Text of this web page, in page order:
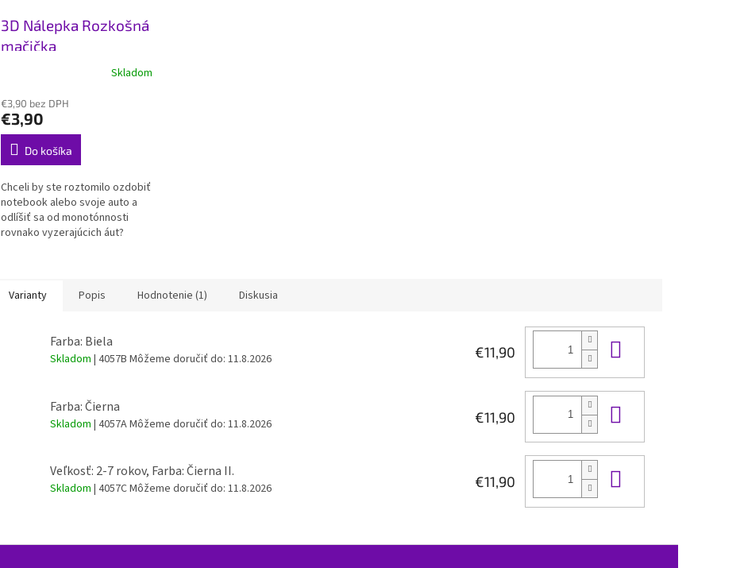
3D Nálepka Rozkošná
mačička
Skladom
€3,90 bez DPH
€3,90
Do košíka
Chceli by ste roztomilo ozdobiť
notebook alebo svoje auto a
odlíšiť sa od monotónnosti
rovnako vyzerajúcich áut?
Varianty Popis Hodnotenie (1) Diskusia
Farba: Biela
Skladom | 4057B Môžeme doručiť do: 11.8.2026 €11,90
Farba: Čierna
Skladom | 4057AMôžeme doručiť do: 11.8.2026 €11,90
Veľkosť: 2-7 rokov, Farba: Čierna II.
Skladom | 4057CMôžeme doručiť do: 11.8.2026 €11,90